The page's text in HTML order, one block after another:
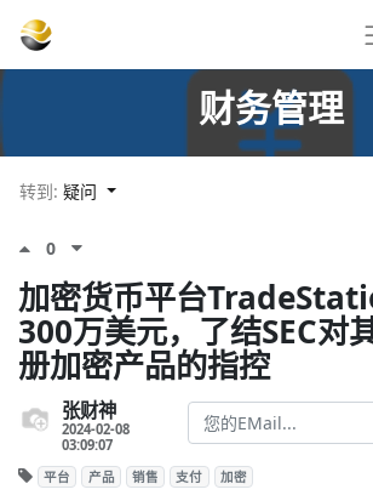
财务管理
转到: 疑问
0
加密货币平台
300万美元，了结SEC对
册加密产品的指控
张财神
2024-02-08
03:09:07
平台 产品 销售 支付 加密